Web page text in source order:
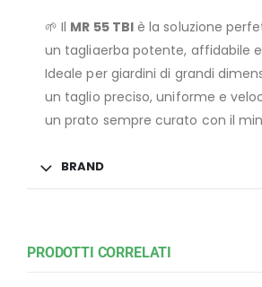
🌱 Il MR 55 TBI è la soluzione
un tagliaerba potente, affidabile
Ideale per giardini di grandi
un taglio preciso, uniforme e
un prato sempre curato con il
BRAND
PRODOTTI CORRELATI